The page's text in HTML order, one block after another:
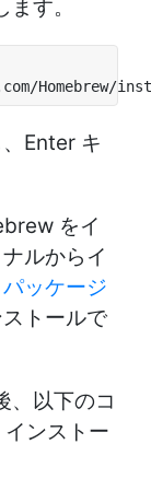
す。
Homebrew/
Enter キ
をイ
ルからイ
パッケージ
トールで
、以下のコ
ンストー